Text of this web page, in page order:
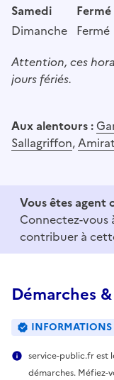
Samedi
Fermé
Dimanche Fermé
Attention, ces
jours fériés.
Aux alentours :
Sallagriffon,Amirat
Vous êtes agent
Connectez-vous
contribuer à
Démarches
INFORMATIONS
service-public.fr est
démarches. Méfiez-